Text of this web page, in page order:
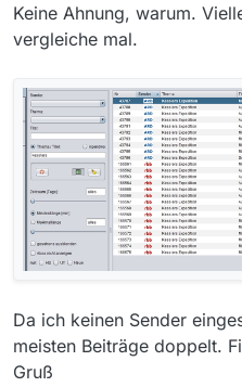
möglichen
bloße Eingabe von
Treffer.
Listung aller
zu finden.
Bin ich zu blöd?
Warum findest du
Keine Ahnung, warum.
vergleiche mal.
Da ich keinen Sender
meisten Beiträge doppelt.
Gruß